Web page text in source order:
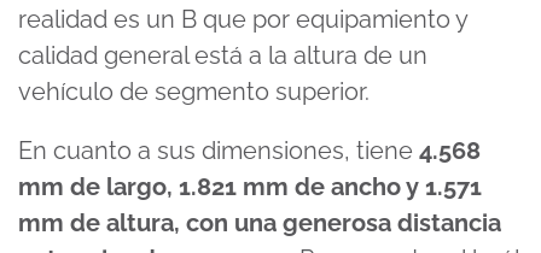
realidad es un B que por equipamiento y
calidad general está a la altura de un
vehículo de segmento superior.
En cuanto a sus dimensiones, tiene 4.568
mm de largo, 1.821 mm de ancho y 1.571
mm de altura, con una generosa distancia